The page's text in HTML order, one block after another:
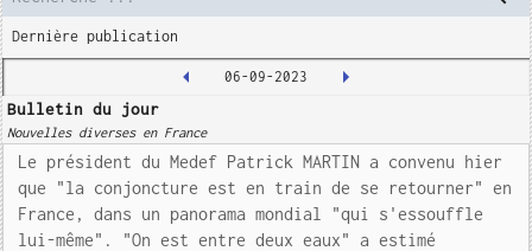
Dernière publication
06-09-2023
Bulletin du jour
Nouvelles diverses en France
Le président du Medef Patrick MARTIN a convenu hier
que "la conjoncture est en train de se retourner" en
France, dans un panorama mondial "qui s'essouffle
lui-même". "On est entre deux eaux" a estimé